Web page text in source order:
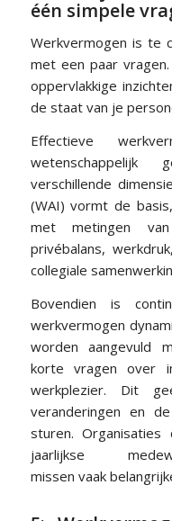
één simpele
Werkvermogen is te
met een paar
oppervlakkige
de staat van je
Effectieve
wetenschappelijk
verschillende
(WAI) vormt de
met metingen
privébalans,
collegiale
Bovendien is
werkvermogen
worden aangevuld
korte vragen over
werkplezier. Dit
veranderingen en
sturen.
jaarlijkse
missen vaak